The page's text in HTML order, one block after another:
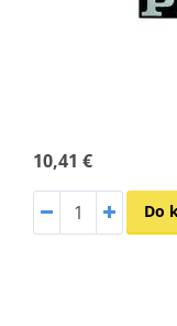
10,41 €
Do